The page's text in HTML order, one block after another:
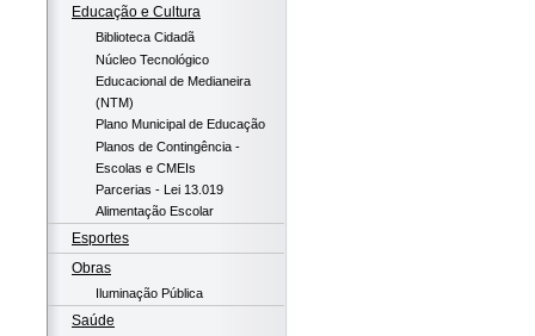
Educação e Cultura
Biblioteca Cidadã
Núcleo Tecnológico
Educacional de Medianeira
(NTM)
Plano Municipal de Educação
Planos de Contingência -
Escolas e CMEIs
Parcerias - Lei 13.019
Alimentação Escolar
Esportes
Obras
Iluminação Pública
Saúde